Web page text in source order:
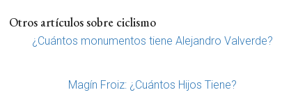
Otros artículos sobre ciclismo
¿Cuántos monumentos tiene Alejandro Valverde?
Magín Froiz: ¿Cuántos Hijos Tiene?